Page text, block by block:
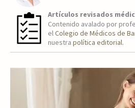
Artículos revisados
Contenido avalado por
elColegio de Médicos de
nuestra política editorial.